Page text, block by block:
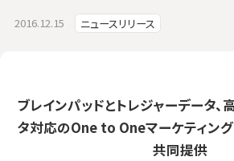
2016.12.15 ニュースリリース
ブレインパッドとトレジャーデータ
タ対応のOne to Oneマーケティング
共同提供